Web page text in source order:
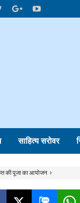
साहित्य सरोवर
की पूजा का आयोजन